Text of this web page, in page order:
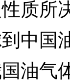
质所
中国
油气